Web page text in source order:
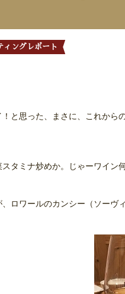
ィングレポート
と思った、まさに、これから
タミナ炒めか。じゃーワイン
ロワールのカンシー（ソーヴ